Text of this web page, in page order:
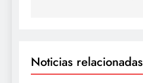
Noticias relacionadas